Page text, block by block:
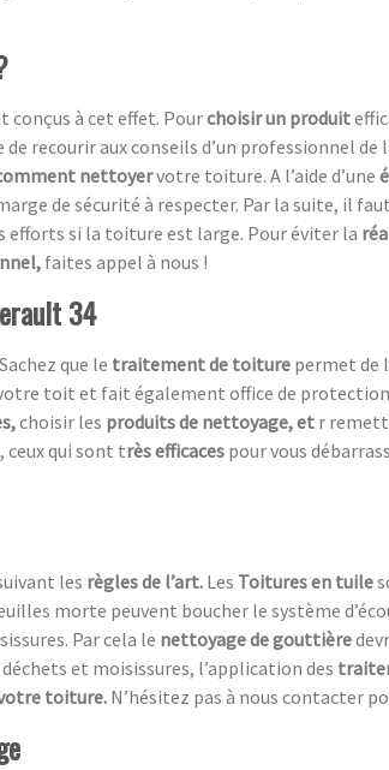
conçus à cet effet. Pourchoisir un produit
recourir aux conseils d’un professionnel de
nettoyervotre toiture. A l’aide d’une
de sécurité à respecter. Par la suite, il
efforts si la toiture est large. Pour éviter la
faites appel à nous !
34
Sachez que le traitement de toiture permet de
toit et fait également office de
choisir les produits de nettoyage, et r
, ceux qui sont très efficaces pour vous
les règles de l’art. Les Toitures en tuile
morte peuvent boucher le système
Par cela le nettoyage de gouttière
et moisissures, l’application des
toiture. N’hésitez pas à nous contacter